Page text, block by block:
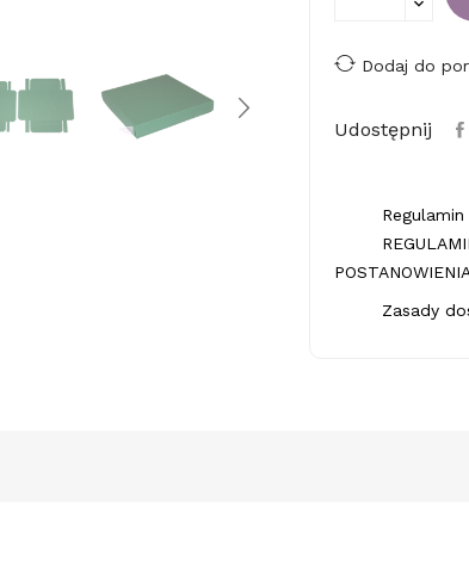
Dodaj do
Udostępnij
Zasady